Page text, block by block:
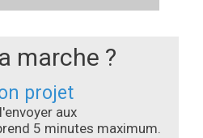
marche ?
projet
aux
5 minutes maximum.